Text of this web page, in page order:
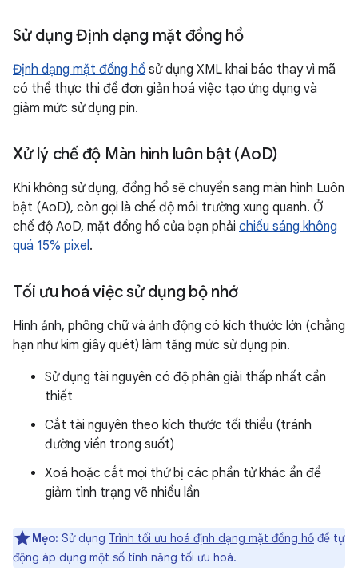
Sử dụng Định dạng mặt đồng hồ
Định dạng mặt đồng hồ sử dụng XML khai báo thay vì mã
có thể thực thi để đơn giản hoá việc tạo ứng dụng và
giảm mức sử dụng pin.
Xử lý chế độ Màn hình luôn bật (AoD)
Khi không sử dụng, đồng hồ sẽ chuyển sang màn hình Luôn
bật (AoD), còn gọi là chế độ môi trường xung quanh. Ở
chế độ AoD, mặt đồng hồ của bạn phải chiếu sáng không
quá 15% pixel.
Tối ưu hoá việc sử dụng bộ nhớ
Hình ảnh, phông chữ và ảnh động có kích thước lớn (chẳng
hạn như kim giây quét) làm tăng mức sử dụng pin.
Sử dụng tài nguyên có độ phân giải thấp nhất cần
thiết
Cắt tài nguyên theo kích thước tối thiểu (tránh
đường viền trong suốt)
Xoá hoặc cắt mọi thứ bị các phần tử khác ẩn để
giảm tình trạng vẽ nhiều lần
Mẹo: Sử dụng Trình tối ưu hoá định dạng mặt đồng hồ để tự
động áp dụng một số tính năng tối ưu hoá.